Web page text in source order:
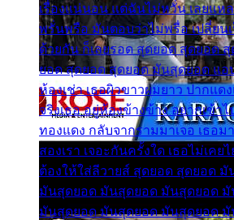
เรื่องแน่นอน แต่ฉันไม่หวั่น เลยแห
พรั่นพรือ มันตอบว่าไม่พรื่อ เปลี่ยนเ
ด้วยกัน ก็เลยรอด สุดยอด สุดยอด
ยอด สุดยอด สุดยอด มันสุดยอด แ
ห้องเช่า เธอผิวขาวผมยาว ปากแด
จริงเธอ อยู่ห้องข้างข้าง อยากเข้า
ทองแดง กลับจากรามมาเจอ เธอ
สองเรา เจอะกันครั้งใด เธอไม่เคย
ต้องให้ใส่ลีวายส์ สุดยอด สุดยอด
มันสุดยอด มันสุดยอด มันสุดยอด
มันสุดยอด มันสุดยอด มันสุดยอด